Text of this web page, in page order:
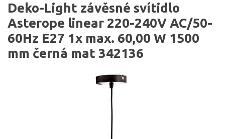
Deko-Light závěsné svítidlo
Asterope linear 220-240V AC/50-
60Hz E27 1x max. 60,00 W 1500
mm černá mat 342136